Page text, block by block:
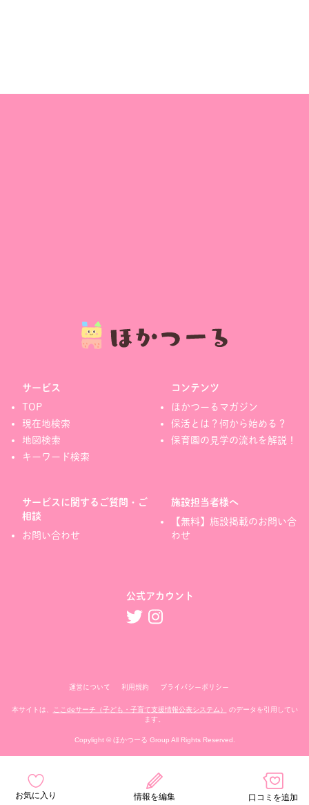
お気に入り 情報を編集 口コミを追加
サービス
TOP
現在地検索
地図検索
キーワード検索
コンテンツ
ほかつーるマガジン
保活とは？何から始める？
保育園の見学の流れを解説！
サービスに関するご質問・ご
相談
お問い合わせ
施設担当者様へ
【無料】施設掲載のお問い合
わせ
公式アカウント
運営について 利用規約 プライバシーポリシー
本サイトは、 ここdeサーチ（子ども・子育て支援情報公表システム）
のデータを引用してい
ます。
Copylight © ほかつーる Group All Rights Reserved.